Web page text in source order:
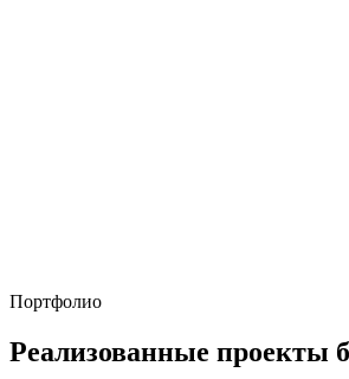
Портфолио
Реализованные проекты